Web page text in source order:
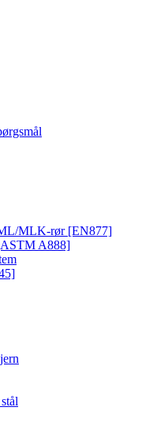
MLK-rør [EN877]
A888]